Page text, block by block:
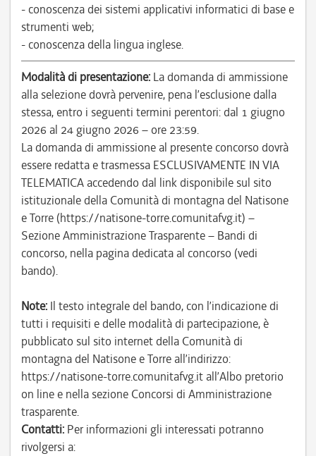
- conoscenza dei sistemi applicativi informatici di base e
strumenti web;
- conoscenza della lingua inglese.
Modalità di presentazione: La domanda di ammissione
alla selezione dovrà pervenire, pena l’esclusione dalla
stessa, entro i seguenti termini perentori: dal 1 giugno
2026 al 24 giugno 2026 – ore 23:59.
La domanda di ammissione al presente concorso dovrà
essere redatta e trasmessa ESCLUSIVAMENTE IN VIA
TELEMATICA accedendo dal link disponibile sul sito
istituzionale della Comunità di montagna del Natisone
e Torre (https://natisone-torre.comunitafvg.it) –
Sezione Amministrazione Trasparente – Bandi di
concorso, nella pagina dedicata al concorso (vedi
bando).
Note: Il testo integrale del bando, con l’indicazione di
tutti i requisiti e delle modalità di partecipazione, è
pubblicato sul sito internet della Comunità di
montagna del Natisone e Torre all’indirizzo:
https://natisone-torre.comunitafvg.it all’Albo pretorio
on line e nella sezione Concorsi di Amministrazione
trasparente.
Contatti: Per informazioni gli interessati potranno
rivolgersi a: